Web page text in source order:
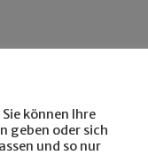
können Ihre
geben oder sich
und so nur